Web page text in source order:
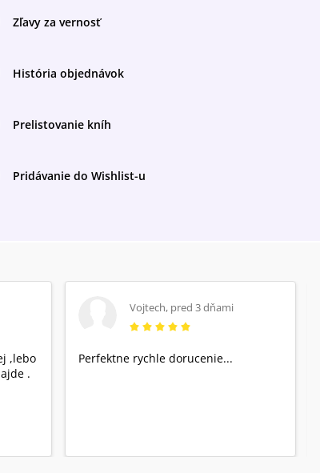
Zľavy za vernosť
História objednávok
Prelistovanie kníh
Pridávanie do Wishlist-u
,lebo
.
Vojtech, pred 3 dňami
Perfektne rychle dorucenie...